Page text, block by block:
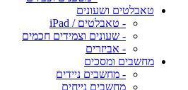
טאבלטים ושעונים
- טאבלטים / iPad
- שעונים וצמידים חכמים
- אביזרים
מחשבים ומסכים
- מחשבים ניידים
מחשבים נייחים